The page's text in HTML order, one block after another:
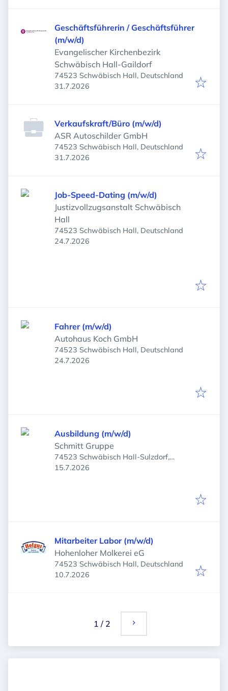
Geschäftsführerin / Geschäftsführer
(m/w/d)
Evangelischer Kirchenbezirk
Schwäbisch Hall-Gaildorf
74523 Schwäbisch Hall, Deutschland
Veröffentlicht
31.7.2026
Verkaufskraft/Büro (m/w/d)
ASR Autoschilder GmbH
74523 Schwäbisch Hall, Deutschland
Veröffentlicht
31.7.2026
Job-Speed-Dating (m/w/d)
Justizvollzugsanstalt Schwäbisch
Hall
74523 Schwäbisch Hall, Deutschland
Veröffentlicht
24.7.2026
Fahrer (m/w/d)
Autohaus Koch GmbH
74523 Schwäbisch Hall, Deutschland
Veröffentlicht
24.7.2026
Ausbildung (m/w/d)
Schmitt Gruppe
74523 Schwäbisch Hall-Sulzdorf,
Deutschland
Veröffentlicht
15.7.2026
Mitarbeiter Labor (m/w/d)
Hohenloher Molkerei eG
74523 Schwäbisch Hall, Deutschland
Veröffentlicht
10.7.2026
1 / 2